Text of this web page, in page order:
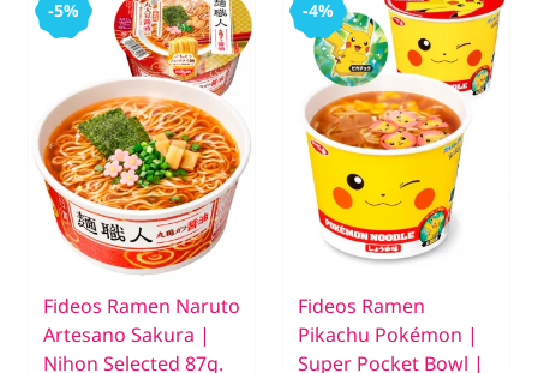
-5%
Fideos Ramen Naruto
Artesano Sakura |
Nihon Selected 87g.
-4%
Fideos Ramen
Pikachu Pokémon |
Super Pocket Bowl |